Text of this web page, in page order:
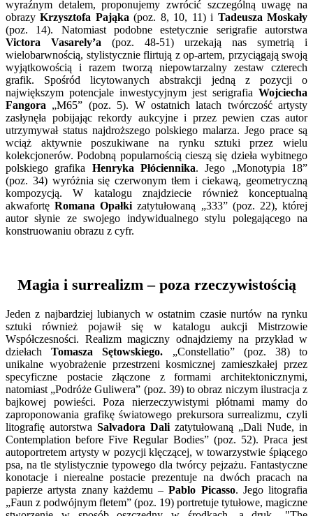
wyraźnym detalem, proponujemy zwrócić szczególną uwagę na
obrazyKrzysztofa Pająka(poz. 8, 10, 11) i Tadeusza Moskały
(poz. 14). Natomiast podobne estetycznie serigrafie autorstwa
Victora Vasarely’a (poz. 48-51) urzekają nas symetrią i
wielobarwnością, stylistycznie flirtują z op-artem, przyciągają swoją
wyjątkowością i razem tworzą niepowtarzalny zestaw czterech
grafik. Spośród licytowanych abstrakcji jedną z pozycji o
największym potencjale inwestycyjnym jest serigrafia Wojciecha
Fangora „M65” (poz. 5). W ostatnich latach twórczość artysty
zasłynęła pobijając rekordy aukcyjne i przez pewien czas autor
utrzymywał status najdroższego polskiego malarza. Jego prace są
wciąż aktywnie poszukiwane na rynku sztuki przez wielu
kolekcjonerów. Podobną popularnością cieszą się dzieła wybitnego
polskiego grafika Henryka Płóciennika. Jego „Monotypia 18”
(poz. 34) wyróżnia się czerwonym tłem i ciekawą, geometryczną
kompozycją. W katalogu znajdziecie również konceptualną
akwafortęRomana Opałkizatytułowaną „333” (poz. 22), której
autor słynie ze swojego indywidualnego stylu polegającego na
konstruowaniu obrazu z cyfr.
Magia i surrealizm – poza rzeczywistością
Jeden z najbardziej lubianych w ostatnim czasie nurtów na rynku
sztuki również pojawił się w katalogu aukcji Mistrzowie
Współczesności. Realizm magiczny odnajdziemy na przykład w
dziełachTomasza Sętowskiego. „Constellatio” (poz. 38) to
unikalne wyobrażenie przestrzeni kosmicznej zamieszkałej przez
specyficzne postacie złączone z formami architektonicznymi,
natomiast „Podróże Guliwera” (poz. 39) to obraz niczym ilustracja z
bajkowej powieści. Poza nierzeczywistymi płótnami mamy do
zaproponowania grafikę światowego prekursora surrealizmu, czyli
litografię autorstwa Salvadora Dali zatytułowaną „Dali Nude, in
Contemplation before Five Regular Bodies” (poz. 52). Praca jest
autoportretem artysty w pozycji klęczącej, w towarzystwie śpiącego
psa, na tle stylistycznie typowego dla twórcy pejzażu. Fantastyczne
konotacje i nierealne postacie prezentuje na dwóch pracach na
papierze artysta znany każdemu –Pablo Picasso. Jego litografia
„Faun z podwójnym fletem” (poz. 19) portretuje tytułowe, magiczne